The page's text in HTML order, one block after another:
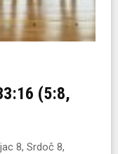
(5:8,
8, Srdoč 8,